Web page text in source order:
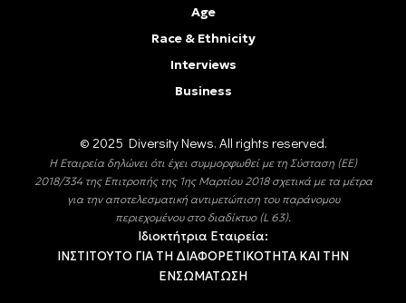
Age
Race & Ethnicity
Interviews
Business
© 2025 Diversity Νews. All rights reserved.
Η Εταιρεία δηλώνει ότι έχει συμμορφωθεί με τη Σύσταση (ΕΕ)
2018/334 της Επιτροπής της 1ης Μαρτίου 2018 σχετικά με τα μέτρα
για την αποτελεσματική αντιμετώπιση του παράνομου
περιεχομένου στο διαδίκτυο (L 63).
Ιδιοκτήτρια Εταιρεία:
ΙΝΣΤΙΤΟΥΤΟ ΓΙΑ ΤΗ ΔΙΑΦΟΡΕΤΙΚΟΤΗΤΑ ΚΑΙ ΤΗΝ
ΕΝΣΩΜΑΤΩΣΗ